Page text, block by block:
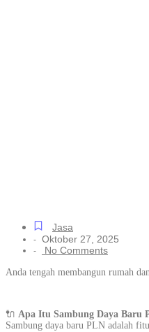
Jasa
- Oktober 27, 2025
- No Comments
Anda tengah membangun rumah
🔌 Apa Itu Sambung Daya Baru
Sambung daya baru PLN adalah